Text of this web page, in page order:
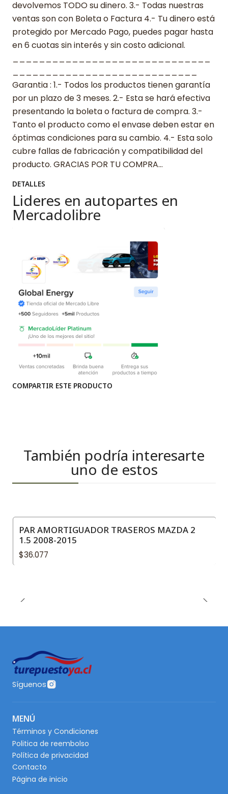
devolvemos TODO su dinero. 3.- Todas nuestras
ventas son con Boleta o Factura 4.- Tu dinero está
protegido por Mercado Pago, puedes pagar hasta
en 6 cuotas sin interés y sin costo adicional.
Garantia : 1.- Todos los productos tienen garantía
por un plazo de 3 meses. 2.- Esta se hará efectiva
presentando la boleta o factura de compra. 3.-
Tanto el producto como el envase deben estar en
óptimas condiciones para su cambio. 4.- Esta solo
cubre fallas de fabricación y compatibilidad del
producto. GRACIAS POR TU COMPRA…
DETALLES
Lideres en autopartes en
Mercadolibre
COMPARTIR ESTE PRODUCTO
También podría interesarte
uno de estos
PAR AMORTIGUADOR TRASEROS MAZDA 2
1.5 2008-2015
$36.077
Síguenos
MENÚ
Términos y Condiciones
Politica de reembolso
Política de privacidad
Contacto
Página de inicio